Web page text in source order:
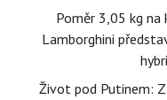
Poměr 3,05 kg
Lamborghini
Život pod Putinem: